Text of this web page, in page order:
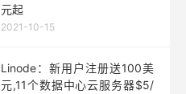
元起
2021-10-15
Linode：新用户注册送100美
元,11个数据中心云服务器$5/